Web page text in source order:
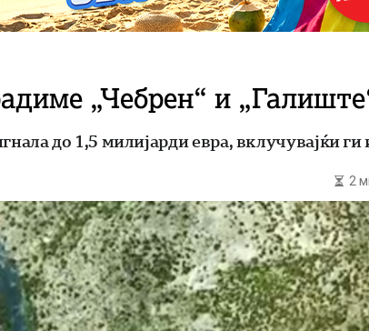
„Чебрен“ и
до 1,5 милијарди евра, вклучувајќи
2